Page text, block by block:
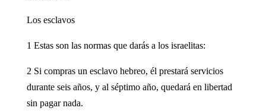
Los esclavos
1 Estas son las normas que darás a los israelitas:
2 Si compras un esclavo hebreo, él prestará servicios
durante seis años, y al séptimo año, quedará en libertad
sin pagar nada.